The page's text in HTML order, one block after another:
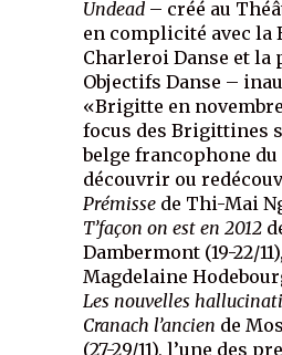
Undead – créé au
en complicité avec la
Charleroi Danse et la
Objectifs Danse –
«Brigitte en
focus des Brigittines
belge francophone du
découvrir ou
Prémisse de Thi-Mai
T’façon on est en 2012
Dambermont (19-22/11),
Magdelaine
Les nouvelles
Cranach l’ancien de
(27-29/11), l’une des